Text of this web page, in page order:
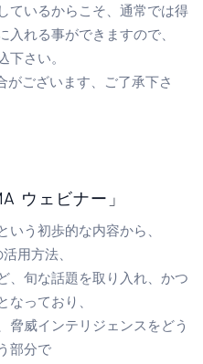
ているからこそ、通常では得
れる事ができますので、
さい。
ございます、ご了承下さ
ウェビナー」
う初歩的な内容から、
用方法、
、旬な話題を取り入れ、かつ
っており、
脅威インテリジェンスをどう
部分で